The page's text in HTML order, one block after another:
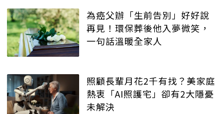
為癌父辦「生前告別」好好說
再見！環保葬後他入夢微笑，
一句話溫暖全家人
照顧長輩月花2千有找？美家庭
熱衷「AI照護宅」卻有2大隱憂
未解決